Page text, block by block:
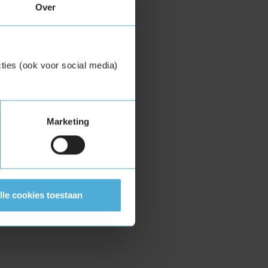
Over
(ook voor social media)
Marketing
cookies toestaan